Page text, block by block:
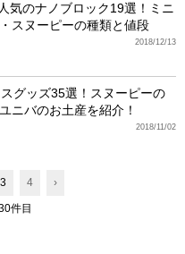
気のナノブロック19選！ミニ
スヌーピーの種類と値段
2018/12/13
グッズ35選！スヌーピーの
ニバのお土産を紹介！
2018/11/02
3 4 ›
件目